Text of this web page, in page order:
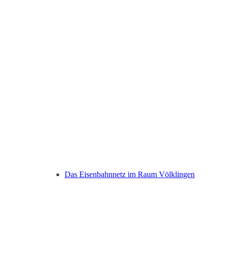
Das Eisenbahnnetz im Raum Völklingen